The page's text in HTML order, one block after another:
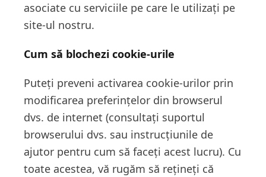
asociate cu serviciile pe care le utilizați pe
site-ul nostru.
Cum să blochezi cookie-urile
Puteți preveni activarea cookie-urilor prin
modificarea preferințelor din browserul
dvs. de internet (consultați suportul
browserului dvs. sau instrucțiunile de
ajutor pentru cum să faceți acest lucru). Cu
toate acestea, vă rugăm să rețineți că